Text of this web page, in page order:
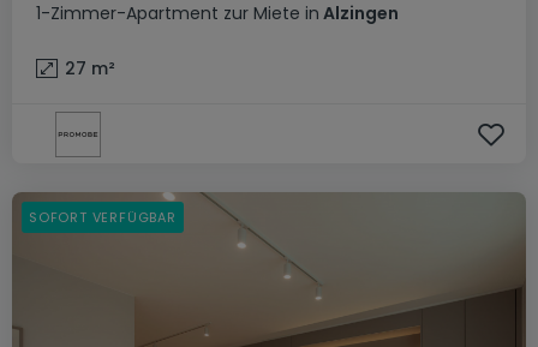
1-Zimmer-Apartment zur Miete in Alzingen
27 m²
SOFORT VERFÜGBAR